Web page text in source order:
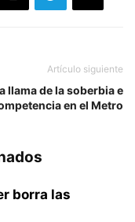
Artículo siguiente
llama de la soberbia e
en el Metro
borra las